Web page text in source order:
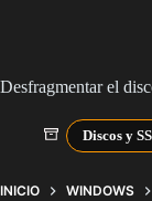
Desfragmentar el
Discos y
INICIO WINDOWS